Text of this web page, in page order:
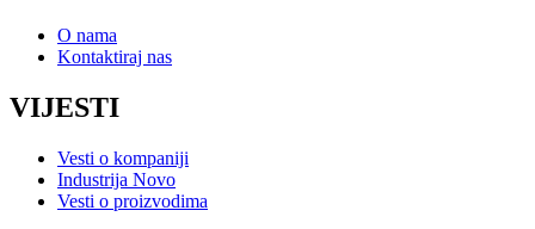
O nama
Kontaktiraj nas
VIJESTI
Vesti o kompaniji
Industrija Novo
Vesti o proizvodima